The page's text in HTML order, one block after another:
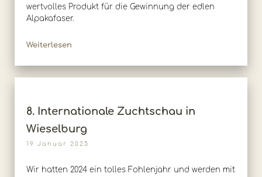
wertvolles Produkt für die Gewinnung der edlen
Alpakafaser.
Weiterlesen
8. Internationale Zuchtschau in
Wieselburg
19 Januar 2025
Wir hatten 2024 ein tolles Fohlenjahr und werden mit